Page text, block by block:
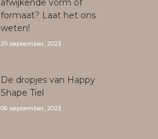
afwijkende vorm of
formaat? Laat het ons
weten!
29 september, 2023
De dropjes van Happy
Shape Tiel
06 september, 2023